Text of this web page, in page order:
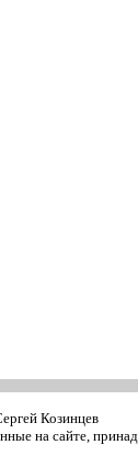
Козинцев
на сайте,